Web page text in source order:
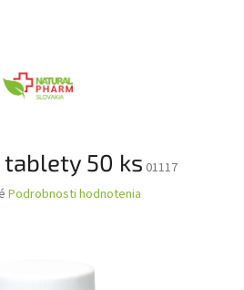
50 ks 01117
Podrobnosti hodnotenia